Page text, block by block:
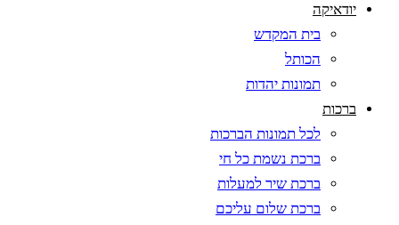
יודאיקה
בית המקדש
הכותל
תמונות יהדות
ברכות
לכל תמונות הברכות
ברכת נשמת כל חי
ברכת שיר למעלות
ברכת שלום עליכם